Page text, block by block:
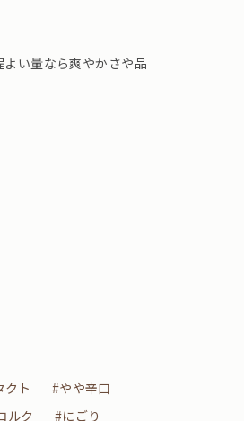
い量なら爽やかさや品
クト
#やや辛口
ルク
#にごり